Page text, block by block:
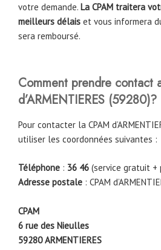
votre demande. La CPAM traitera
meilleurs délais et vous informera
sera remboursé.
Comment prendre contact
d’ARMENTIERES (59280)?
Pour contacter la CPAM
utiliser les coordonnées suivantes :
Téléphone : 36 46 (service gratuit +
Adresse postale : CPAM
CPAM
6 rue des Nieulles
59280 ARMENTIERES